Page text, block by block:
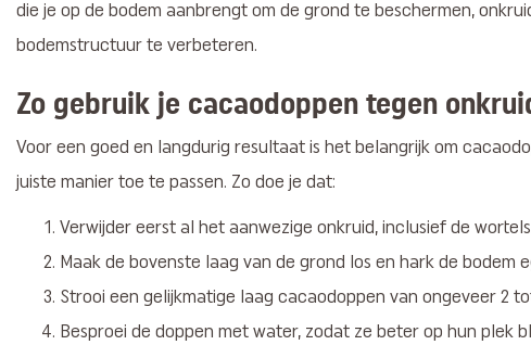
die je op de bodem aanbrengt om de grond te beschermen,
bodemstructuur te verbeteren.
Zo gebruik je cacaodoppen tegen
Voor een goed en langdurig resultaat is het belangrijk om
juiste manier toe te passen. Zo doe je dat:
Verwijder eerst al het aanwezige onkruid, inclusief de
Maak de bovenste laag van de grond los en hark de bodem
Strooi een gelijkmatige laag cacaodoppen van ongeveer 2
Besproei de doppen met water, zodat ze beter op hun plek